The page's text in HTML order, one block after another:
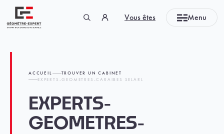
Vous êtes Menu
ACCUEIL
TROUVER UN CABINET
EXPERTS-GEOMETRES-CARAIBES SELARL
EXPERTS-
GEOMETRES-
Panneau de gestion des cookies